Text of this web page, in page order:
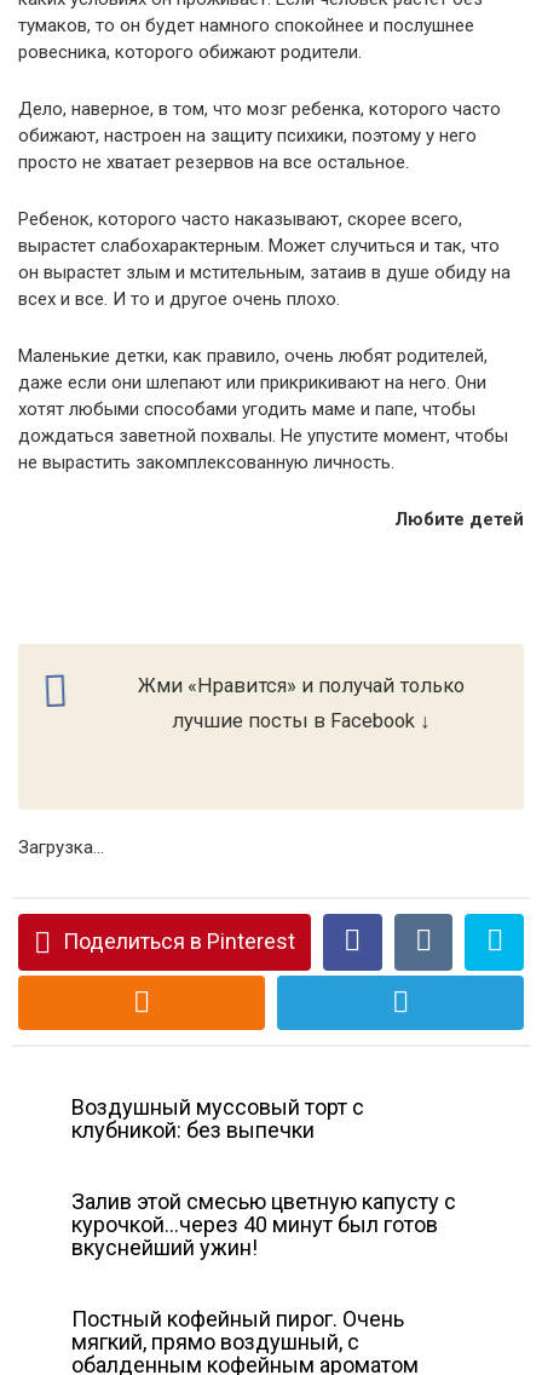
тумаков, то он будет намного спокойнее и послушнее
ровесника, которого обижают родители.
Дело, наверное, в том, что мозг ребенка, которого часто
обижают, настроен на защиту психики, поэтому у него
просто не хватает резервов на все остальное.
Ребенок, которого часто наказывают, скорее всего,
вырастет слабохарактерным. Может случиться и так, что
он вырастет злым и мстительным, затаив в душе обиду на
всех и все. И то и другое очень плохо.
Маленькие детки, как правило, очень любят родителей,
даже если они шлепают или прикрикивают на него. Они
хотят любыми способами угодить маме и папе, чтобы
дождаться заветной похвалы. Не упустите момент, чтобы
не вырастить закомплексованную личность.
Любите детей
Жми «Нравится» и получай только
лучшие посты в Facebook ↓
Загрузка...
Поделиться в Pinterest
Воздушный муссовый торт с
клубникой: без выпечки
Залив этой смесью цветную капусту с
курочкой…через 40 минут был готов
вкуснейший ужин!
Постный кофейный пирог. Очень
мягкий, прямо воздушный, с
обалденным кофейным ароматом